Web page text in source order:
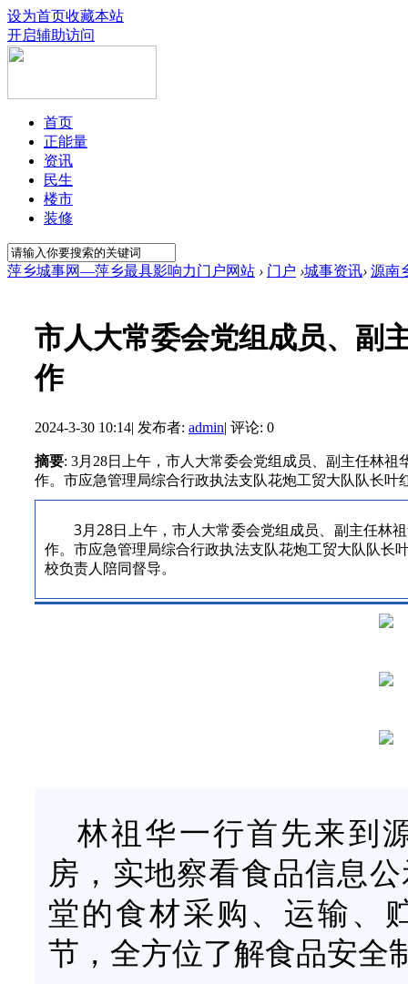
设为首页收藏本站
开启辅助访问
首页
正能量
资讯
民生
楼市
装修
萍乡城事网—萍乡最具影响力门户网站 › 门户 ›城事资讯› 源南
市人大常委会党组成员、副
作
2024-3-30 10:14| 发布者: admin| 评论: 0
摘要: 3月28日上午，市人大常委会党组成员、副主任林
作。市应急管理局综合行政执法支队花炮工贸大队队长
3月28日上午，市人大常委会党组成员、副主任林
作。市应急管理局综合行政执法支队花炮工贸大队队长
校负责人陪同督导。
林祖华一行首先来到
房，实地察看食品信息
堂的食材采购、运输、
节，全方位了解食品安全